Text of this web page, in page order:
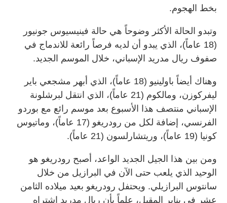
بخط الهجوم.
وتبدو الحالة الأكثر وضوحاً هي حالة فينيسيوس جونيور
(18 عاماً)، الذي يبدو أن لديه فرصاً رائعة للاندماج في
صفوف ريال مدريد الإسباني، خلال الموسم الجديد.
وهناك أيضاً باولينيو (18 عاماً)، الذي أبهر مشجعي باير
ليفركوزن، ومالكوم (21 عاماً)، الذي انتقل لبرشلونة
الإسباني منتصف هذا الأسبوع بعد موسم رائع مع بوردو
الفرنسي، إضافة لكل من رودريغو (17 عاماً)، وماتيوس
كونيا (19 عاماً)، وريتشارلسون (21 عاماً).
ومن بين هذا الجيل الجديد الواعد، أصبح رودريغو هو
الوحيد الذي يلعب حتى الآن في البرازيل من خلال
سانتوس البرازيلي. ويحتفل رودريغو بعيد ميلاده الثامن
عشر في يناير المقبل، علماً بأن ريال مدريد اشتراه